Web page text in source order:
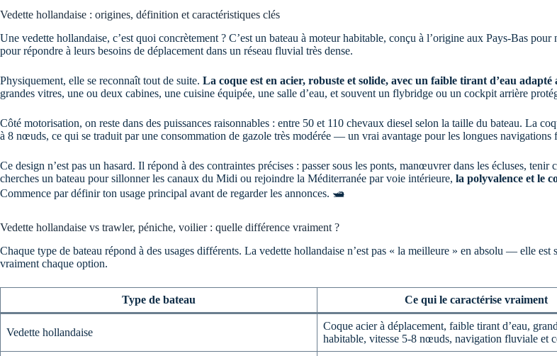
Vedette hollandaise : origines, définition et caractéristiques clés
Une vedette hollandaise, c’est quoi concrètement ? C’est un bateau à moteur habitable, conçu à l’origine aux Pays-Bas
pour répondre à leurs besoins de déplacement dans un réseau fluvial très dense.
Physiquement, elle se reconnaît tout de suite. La coque est en acier, robuste et solide, avec un faible tirant d’eau
grandes vitres, une ou deux cabines, une cuisine équipée, une salle d’eau, et souvent un flybridge ou un cockpit arrière
Côté motorisation, on reste dans des puissances raisonnables : entre 50 et 110 chevaux diesel selon la taille du bateau. La
à 8 nœuds, ce qui se traduit par une consommation de gazole très modérée — un vrai avantage pour les longues navigations
Ce design n’est pas un hasard. Il répond à des contraintes précises : passer sous les ponts, manœuvrer dans les écluses,
cherches un bateau pour sillonner les canaux du Midi ou rejoindre la Méditerranée par voie intérieure, la polyvalence et le
Commence par définir ton usage principal avant de regarder les annonces. 🛥️
Vedette hollandaise vs trawler, péniche, voilier : quelle différence vraiment ?
Chaque type de bateau répond à des usages différents. La vedette hollandaise n’est pas « la meilleure » en absolu — elle
vraiment chaque option.
Type de bateau Ce qui le caractérise vraiment
Vedette hollandaise
Coque acier à déplacement, faible tirant d’eau,
habitable, vitesse 5-8 nœuds, navigation fluviale et